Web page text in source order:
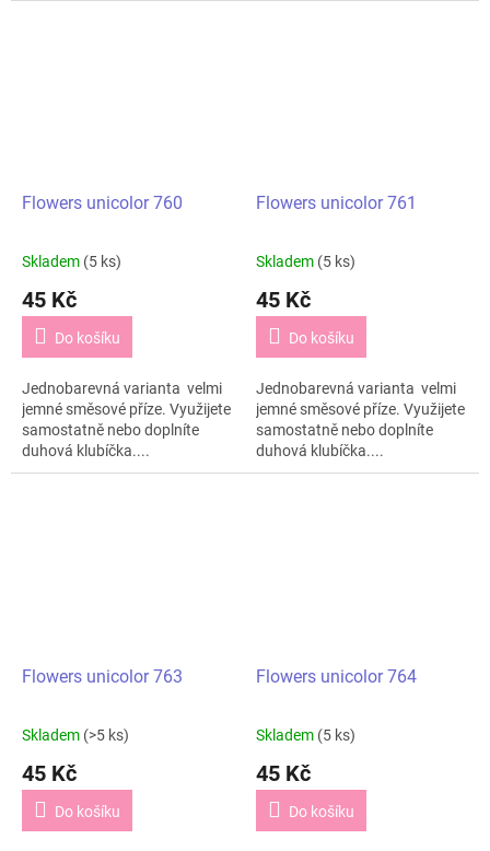
Flowers unicolor 760
Skladem (5 ks)
45 Kč
Do košíku
Jednobarevná varianta velmi
jemné směsové příze. Využijete
samostatně nebo doplníte
duhová klubíčka....
Flowers unicolor 761
Skladem (5 ks)
45 Kč
Do košíku
Jednobarevná varianta velmi
jemné směsové příze. Využijete
samostatně nebo doplníte
duhová klubíčka....
Flowers unicolor 763
Skladem (>5 ks)
45 Kč
Do košíku
Flowers unicolor 764
Skladem (5 ks)
45 Kč
Do košíku